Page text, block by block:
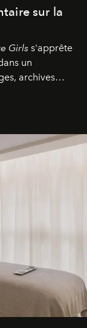
sur la
Girls s'apprête
un
archives
phénomène